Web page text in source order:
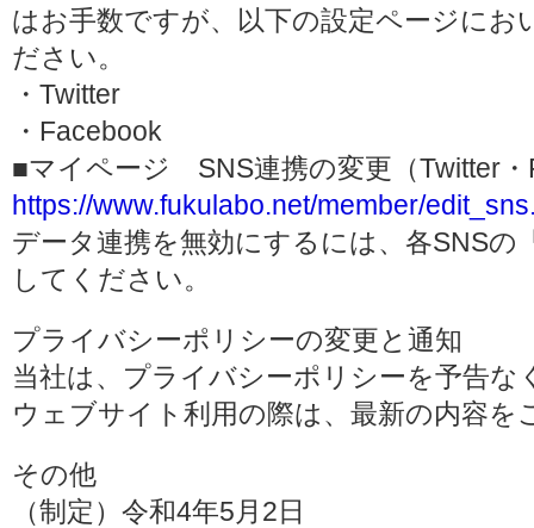
はお手数ですが、以下の設定ページにお
ださい。
・Twitter
・Facebook
■マイページ SNS連携の変更（Twitter・
https://www.fukulabo.net/member/
データ連携を無効にするには、各SNS
してください。
プライバシーポリシーの変更と通知
当社は、プライバシーポリシーを予告
ウェブサイト利用の際は、最新の内容を
その他
（制定）令和4年5月2日